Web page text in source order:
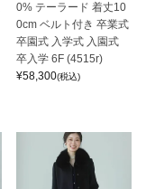
0% テーラード 着丈10
0cm ベルト付き 卒業式
卒園式 入学式 入園式
卒入学 6F (4515r)
¥58,300(税込)